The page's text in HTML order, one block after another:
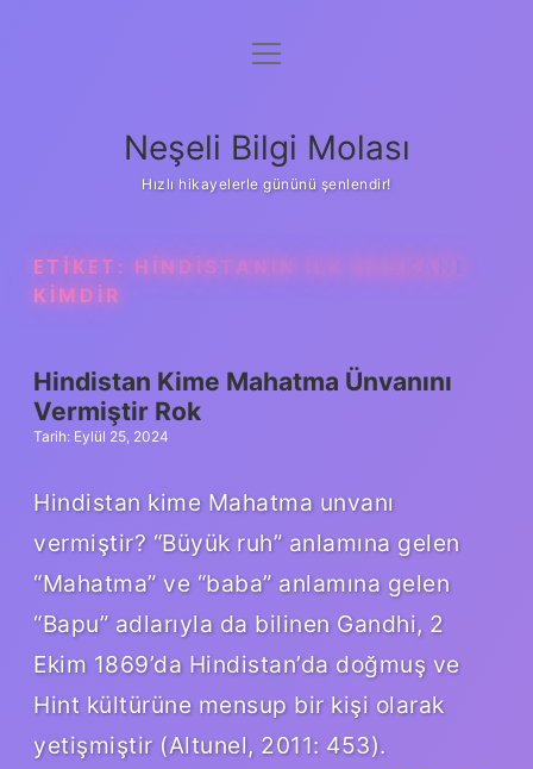
Anasayfa
Yasal Uyarı
menüyü
Neşeli Bilgi Molası
Hızlı hikayelerle gününü şenlendir!
ETIKET: HINDISTANIN ILK BAŞKANI
KIMDIR
Hindistan Kime Mahatma Ünvanını
Vermiştir Rok
Tarih: Eylül 25, 2024
Hindistan kime Mahatma unvanı
vermiştir? “Büyük ruh” anlamına gelen
“Mahatma” ve “baba” anlamına gelen
“Bapu” adlarıyla da bilinen Gandhi, 2
Ekim 1869’da Hindistan’da doğmuş ve
Hint kültürüne mensup bir kişi olarak
yetişmiştir (Altunel, 2011: 453).